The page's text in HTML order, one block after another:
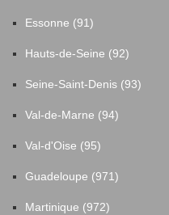
Essonne (91)
Hauts-de-Seine (92)
Seine-Saint-Denis (93)
Val-de-Marne (94)
Val-d'Oise (95)
Guadeloupe (971)
Martinique (972)